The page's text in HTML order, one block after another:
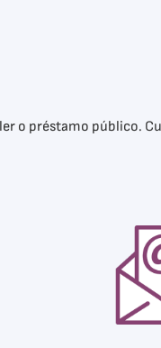
o préstamo público.